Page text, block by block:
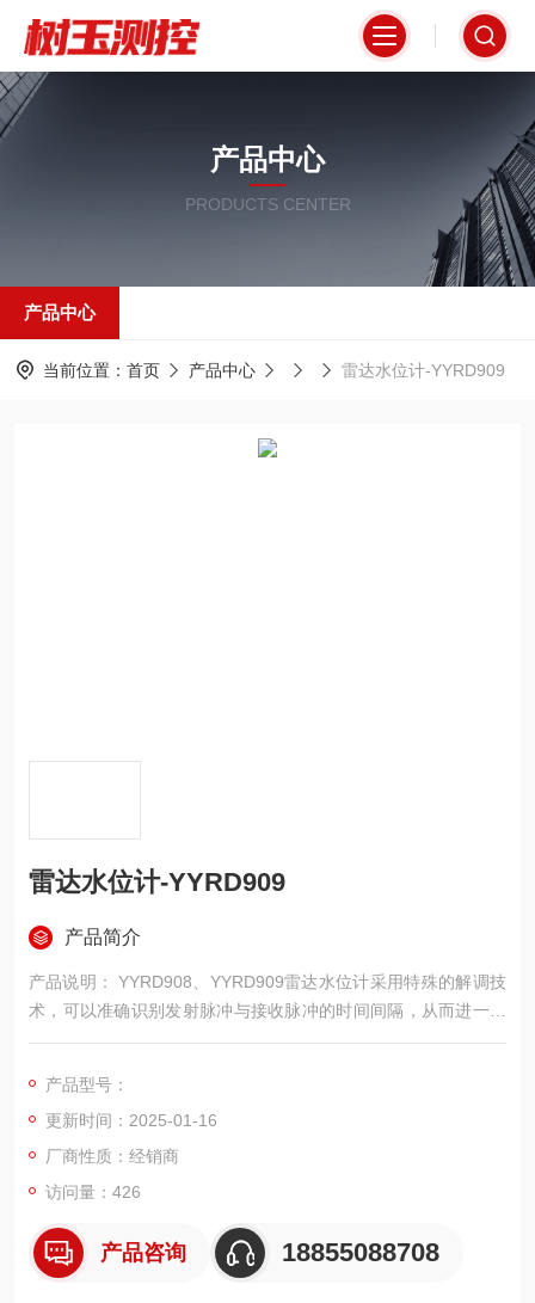
产品中心
PRODUCTS CENTER
产品中心
当前位置： 首页 产品中心 雷达水位计-YYRD909
雷达水位计-YYRD909
产品简介
产品说明： YYRD908、YYRD909雷达水位计采用特殊的解调技
术，可以准确识别发射脉冲与接收脉冲的时间间隔，从而进一步
计算出天线到被测介质表面的距离。 原理 雷达水位计天线发射极
其部分能量被反射回来，被同一个天线接收。发射脉冲与接收脉
冲的时间间隔与天线到被测介质表面的距离成正比。 水利行业应
用特点 1、波束角小，能量集中，具有更强抗干扰能力。测量精
度高，可靠性强； 2、天线尺寸小，便于安装和加防尘罩等天线
盖大型水库等水位测量； 5、多种输出电路接口与采集系统配
合； 6、采用脉冲工作方式，雷达液位计发射功率极低，对人体
产品型号：
更新时间：2025-01-16
厂商性质：经销商
访问量：426
产品咨询 18855088708